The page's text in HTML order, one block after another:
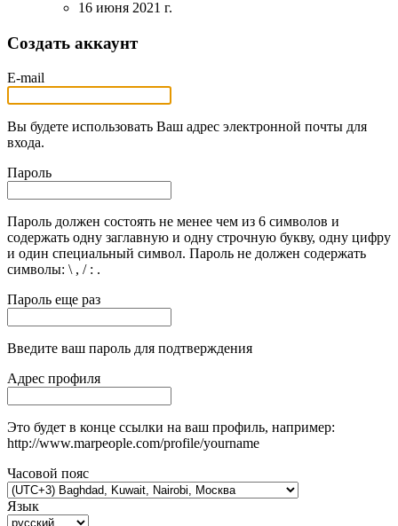
16 июня 2021 г.
Создать аккаунт
E-mail
Вы будете использовать Ваш адрес электронной почты для
входа.
Пароль
Пароль должен состоять не менее чем из 6 символов и
содержать одну заглавную и одну строчную букву, одну цифру
и один специальный символ. Пароль не должен содержать
символы: \ , / : .
Пароль еще раз
Введите ваш пароль для подтверждения
Адрес профиля
Это будет в конце ссылки на ваш профиль, например:
http://www.marpeople.com/profile/yourname
Часовой пояс
Язык